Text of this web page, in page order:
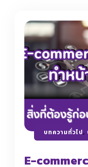
บทความทั่วไป,
E-